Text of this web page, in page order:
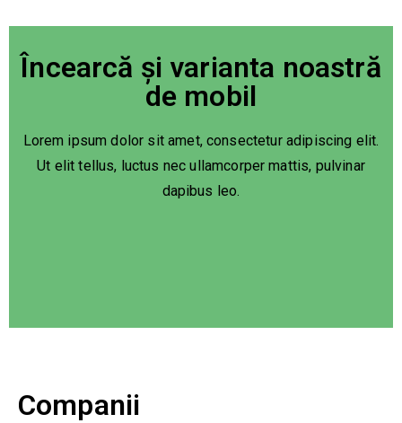
Încearcă și varianta noastră
de mobil
Lorem ipsum dolor sit amet, consectetur adipiscing elit.
Ut elit tellus, luctus nec ullamcorper mattis, pulvinar
dapibus leo.
Companii